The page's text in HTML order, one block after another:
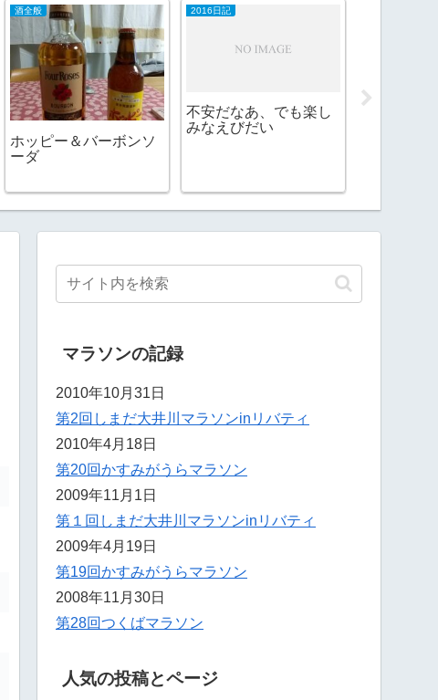
酒全般
ホッピー＆バーボンソ
ーダ
2016日記
不安だなあ、でも楽し
みなえびだい
マラソンの記録
2010年10月31日
第2回しまだ大井川マラソンinリバティ
2010年4月18日
第20回かすみがうらマラソン
2009年11月1日
第１回しまだ大井川マラソンinリバティ
2009年4月19日
第19回かすみがうらマラソン
2008年11月30日
第28回つくばマラソン
人気の投稿とページ